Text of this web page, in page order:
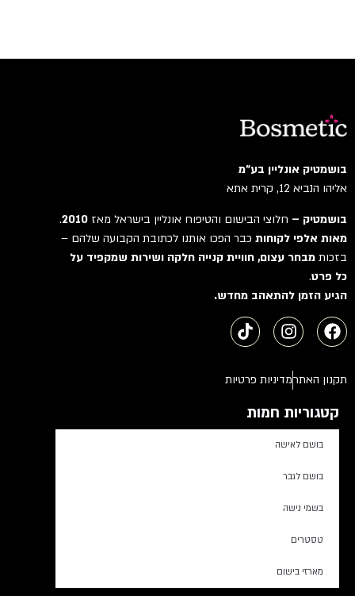
בושמטיק אונליין בע"מ
אליהו הנביא 12, קרית אתא
בושמטיק –חלוצי הבישום והטיפוח אונליין בישראל מאז2010
.
מאות אלפי לקוחותכבר הפכו אותנו לכתובת הקבועה שלהם –
בזכותמבחר עצום, חוויית קנייה חלקה ושירות שמקפיד על
כל פרט.
הגיע הזמן להתאהב מחדש.
תקנון האתרמדיניות פרטיות
קטגוריות חמות
בושם לאישה
בושם לגבר
בשמי נישה
טסטרים
מארזי בישום